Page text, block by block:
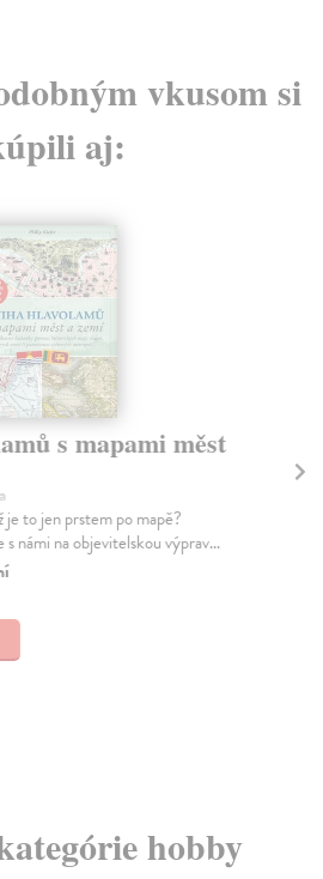
vkusom si
aj:
s mapami měst
to jen prstem po mapě?
námi na objevitelskou výprav...
hobby